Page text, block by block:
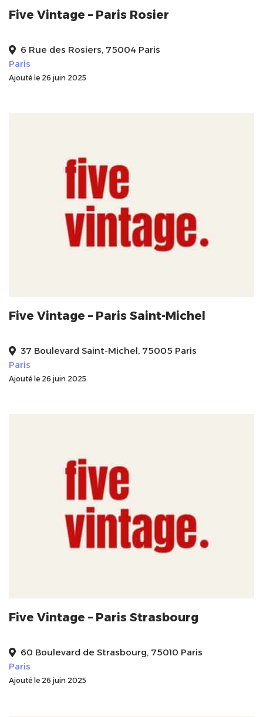
Five Vintage – Paris Rosier
6 Rue des Rosiers, 75004 Paris
Paris
Ajouté le 26 juin 2025
Five Vintage – Paris Saint-Michel
37 Boulevard Saint-Michel, 75005 Paris
Paris
Ajouté le 26 juin 2025
Five Vintage – Paris Strasbourg
60 Boulevard de Strasbourg, 75010 Paris
Paris
Ajouté le 26 juin 2025